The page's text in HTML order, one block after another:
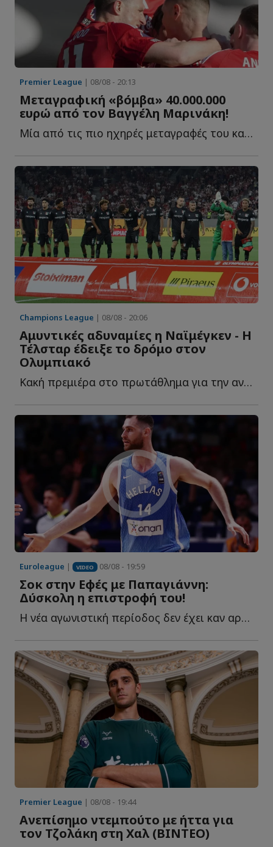
Premier League | 08/08 - 20:13
Μεταγραφική «βόμβα» 40.000.000
ευρώ από τον Βαγγέλη Μαρινάκη!
Μία από τις πιο ηχηρές μεταγραφές του καλοκαιριού ετοιμάζεται ν...
Champions League | 08/08 - 20:06
Αμυντικές αδυναμίες η Ναϊμέγκεν - Η
Τέλσταρ έδειξε το δρόμο στον
Ολυμπιακό
Κακή πρεμιέρα στο πρωτάθλημα για την αντίπαλο τ...
Euroleague | VIDEO 08/08 - 19:59
Σοκ στην Εφές με Παπαγιάννη:
Δύσκολη η επιστροφή του!
Η νέα αγωνιστική περίοδος δεν έχει καν αρχίσει και σ...
Premier League | 08/08 - 19:44
Ανεπίσημο ντεμπούτο με ήττα για
τον Τζολάκη στη Χαλ (ΒΙΝΤΕΟ)